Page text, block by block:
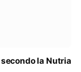
la Nutria